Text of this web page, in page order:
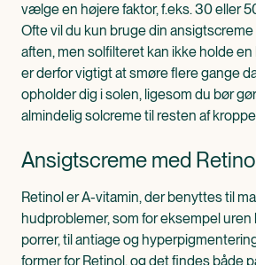
vælge en højere faktor, f.eks. 30 eller
Ofte vil du kun bruge din
aften, men solfilteret kan ikke holde en
er derfor vigtigt at smøre flere gange
opholder dig i solen, ligesom du bør
almindelig solcreme til resten af
Ansigtscreme med
Retinol er A-vitamin, der benyttes til
hudproblemer, som for eksempel
porrer, til antiage og
former for Retinol, og det findes både